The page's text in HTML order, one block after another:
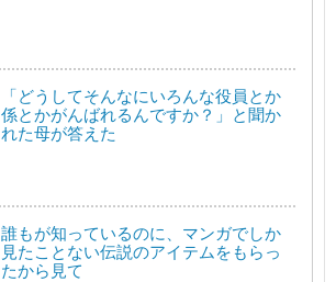
「どうしてそんなにいろんな役員とか
係とかがんばれるんですか？」と聞か
れた母が答えた
誰もが知っているのに、マンガでしか
見たことない伝説のアイテムをもらっ
たから見て